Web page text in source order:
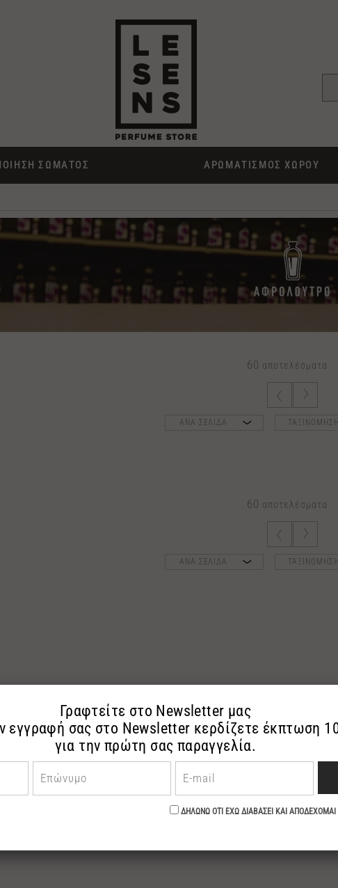
ΣΩΜΑΤΟΣ ΑΡΩΜΑΤΙΣΜΟΣ ΧΩΡΟΥ
60 αποτελέσματα
ΑΝΑ ΣΕΛΙΔΑ ΤΑΞΙΝΟΜΗΣΗ
60 αποτελέσματα
ΑΝΑ ΣΕΛΙΔΑ ΤΑΞΙΝΟΜΗΣΗ